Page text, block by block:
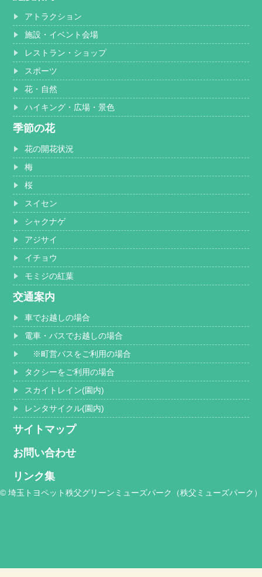
アトラクション
施設・イベント会場
レストラン・ショップ
スポーツ
花・自然
ハイキング・広場・景色
季節の花
花の開花状況
梅
桜
スイセン
シャクナゲ
アジサイ
イチョウ
モミジの紅葉
交通案内
車でお越しの場合
電車・バスでお越しの場合
※町営バスをご利用の場合
タクシーをご利用の場合
スカイトレイン(園内)
レンタサイクル(園内)
サイトマップ
お問い合わせ
リンク集
© 埼玉トヨペット秩父グリーンミューズパーク（秩父ミューズパーク）